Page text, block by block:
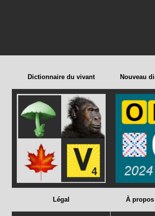
Dictionnaire du vivant Nouveau
Légal À